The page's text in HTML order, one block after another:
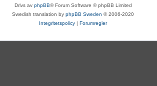
Drivs av phpBB® Forum Software © phpBB Limited
Swedish translation by phpBB Sweden © 2006-2020
Integritetspolicy | Forumregler